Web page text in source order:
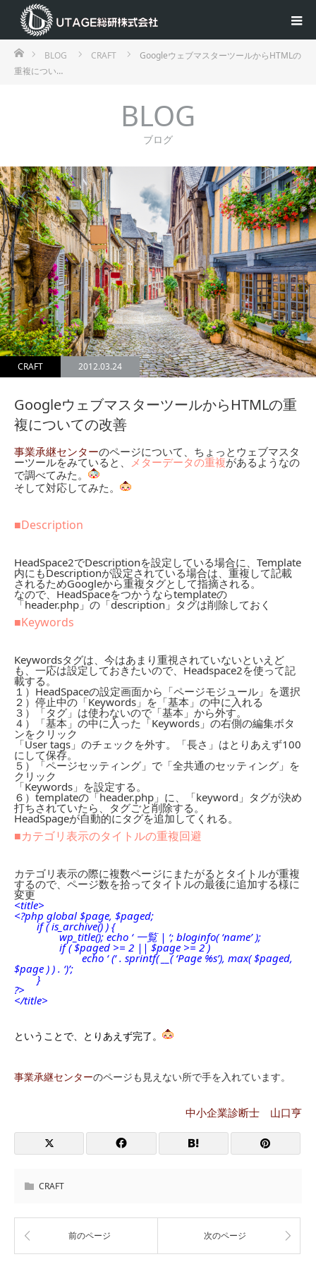
ホームBLOG CRAFT
GoogleウェブマスターツールからHTMLの
重複につい…
BLOG
ブログ
CRAFT 2012.03.24
GoogleウェブマスターツールからHTMLの重
複についての改善
事業承継センターのページについて、ちょっとウェブマスタ
ーツールをみていると、 メターデータの重複があるようなの
で調べてみた。
そして対応してみた。
■Description
HeadSpace2でDescriptionを設定している場合に、Template
内にもDescriptionが設定されている場合は、重複して記載
されるためGoogleから重複タグとして指摘される。
なので、HeadSpaceをつかうならtemplateの
「header.php」の「description」タグは削除しておく
■Keywords
Keywordsタグは、今はあまり重視されていないといえど
も、一応は設定しておきたいので、Headspace2を使って記
載する。
１）HeadSpaceの設定画面から「ページモジュール」を選択
２）停止中の「Keywords」を「基本」の中に入れる
３）「タグ」は使わないので「基本」から外す。
４）「基本」の中に入った「Keywords」の右側の編集ボタ
ンをクリック
「User tags」のチェックを外す。「長さ」はとりあえず100
にして保存。
５）「ページセッティング」で「全共通のセッティング」を
クリック
「Keywords」を設定する。
６）templateの「header.php」に、「keyword」タグが決め
打ちされていたら、タグごと削除する。
HeadSpageが自動的にタグを追加してくれる。
■カテゴリ表示のタイトルの重複回避
カテゴリ表示の際に複数ページにまたがるとタイトルが重複
するので、ページ数を拾ってタイトルの最後に追加する様に
変更
<title>
<?php global $page, $paged;
if ( is_archive() ) {
wp_title(); echo ‘ 一覧 | ‘; bloginfo( ‘name’ );
if ( $paged >= 2 || $page >= 2 )
echo ‘ (‘ . sprintf( __( ‘Page %s’), max( $paged,
$page ) ) . ‘)’;
}
?>
</title>
ということで、とりあえず完了。
事業承継センターのページも見えない所で手を入れています。
中小企業診断士 山口亨
CRAFT
前のページ 次のページ